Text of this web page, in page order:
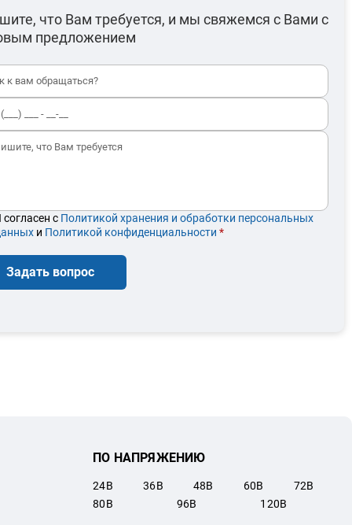
что Вам требуется, и мы свяжемся с Вами с
предложением
согласен с Политикой хранения и обработки персональных
и Политикой конфиденциальности *
Задать вопрос
ПО НАПРЯЖЕНИЮ
24В 36В 48В 60В 72В
80В 96В 120В